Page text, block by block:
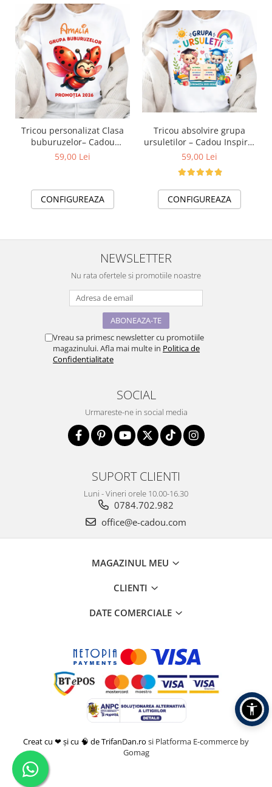
Tricou personalizat Clasa
buburuzelor– Cadou
Inspirat pentru Școală
59,00 Lei
CONFIGUREAZA
Tricou absolvire grupa
ursuletilor – Cadou Inspirat
pentru Școală
59,00 Lei
CONFIGUREAZA
NEWSLETTER
Nu rata ofertele si promotiile noastre
Vreau sa primesc newsletter cu promotiile
magazinului. Afla mai multe in Politica de
Confidentialitate
SOCIAL
Urmareste-ne in social media
SUPORT CLIENTI
Luni - Vineri orele 10.00-16.30
0784.702.982
office@e-cadou.com
MAGAZINUL MEU
CLIENTI
DATE COMERCIALE
Creat cu ❤ și cu 🧠 de TrifanDan.ro si Platforma E-commerce by
Gomag